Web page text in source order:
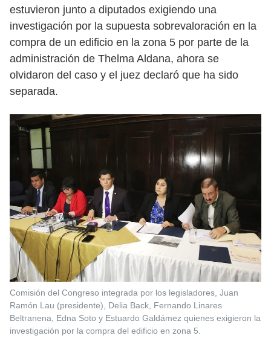
estuvieron junto a diputados exigiendo una
investigación por la supuesta sobrevaloración en la
compra de un edificio en la zona 5 por parte de la
administración de Thelma Aldana, ahora se
olvidaron del caso y el juez declaró que ha sido
separada.
Comisión del Congreso integrada por los legisladores, Juan
Ramón Lau (presidente), Delia Back, Fernando Linares
Beltranena, Edna Soto y Estuardo Galdámez quienes exigieron la
investigación por la compra del edificio en zona 5.